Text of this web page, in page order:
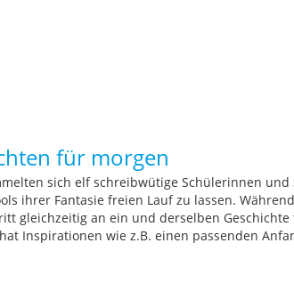
für morgen
sich elf schreibwütige Schülerinnen und
ihrer Fantasie freien Lauf zu lassen. Während
gleichzeitig an ein und derselben Geschichte
Inspirationen wie z.B. einen passenden